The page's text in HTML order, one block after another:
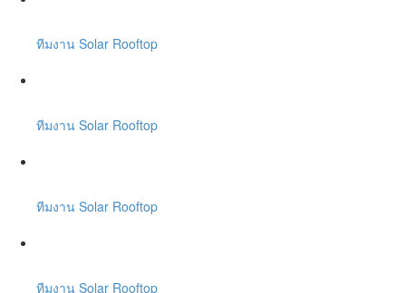
ทีมงาน Solar Rooftop
ทีมงาน Solar Rooftop
ทีมงาน Solar Rooftop
ทีมงาน Solar Rooftop